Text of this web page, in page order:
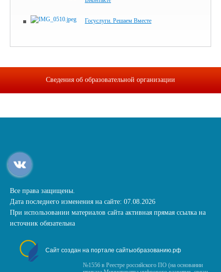
Госуслуги. Решаем Вместе
Сведения об образовательной организации
Все права защищены.
Дата последнего изменения на сайте: 07.08.2026
При использовании материалов сайта активная прямая ссылка на
источник обязательна
Сайт создан на портале сайтыобразованию.рф
№1556 в Реестре российского ПО (на основании